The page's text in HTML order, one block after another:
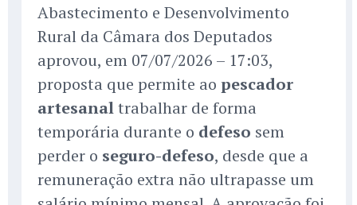
Abastecimento e Desenvolvimento
Rural da Câmara dos Deputados
aprovou, em 07/07/2026 – 17:03,
proposta que permite ao pescador
artesanaltrabalhar de forma
temporária durante o defeso sem
perder o seguro-defeso, desde que a
remuneração extra não ultrapasse um